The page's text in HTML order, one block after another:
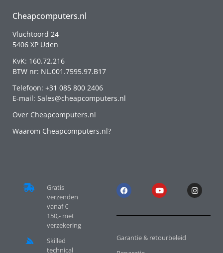
Cheapcomputers.nl
Vluchtoord 24
5406 XP Uden
KvK: 160.72.216
BTW nr: NL.001.7595.97.B17
Telefoon: +31 085 800 2406
E-mail: Sales@cheapcomputers.nl
Over Cheapcomputers.nl
Waarom Cheapcomputers.nl?
Gratis
verzenden
vanaf €
150,- met
verzekering
Skilled
technical
Garantie & retourbeleid